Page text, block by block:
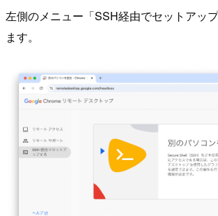
左側のメニュー「SSH経由でセットアッ
ます。